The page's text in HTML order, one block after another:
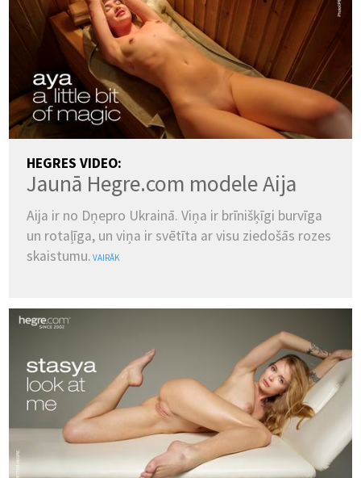
HEGRES VIDEO:
Jaunā Hegre.com modele Aija
Aija ir no Dņepro Ukrainā. Viņa ir brīnišķīgi burvīga
un rotaļīga, un viņa ir svētīta ar visu ziedošās rozes
skaistumu. VAIRĀK